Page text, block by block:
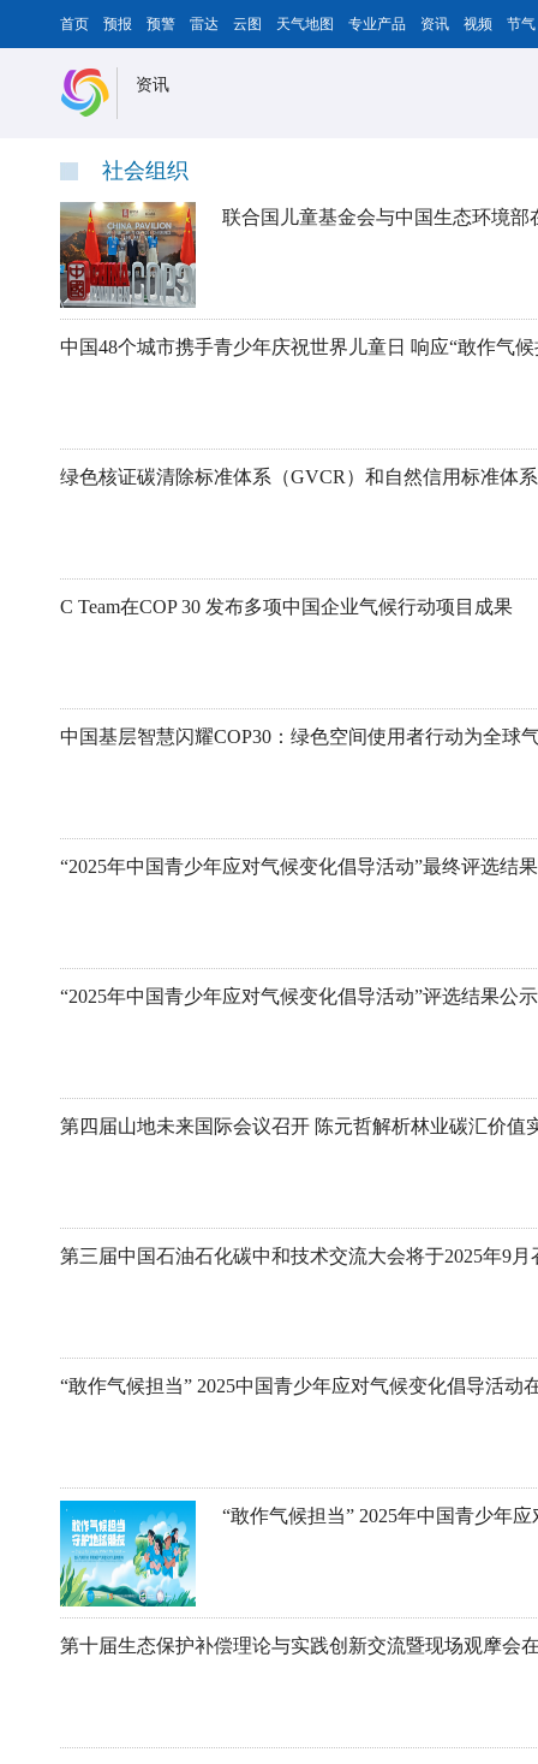
首页 预报 预警 雷达 云图 天气地图 专业产品 资讯 视频 节气
资讯
社会组织
中国48个城市携手青少年庆祝世界儿童日 响应“敢作气
C Team在COP 30 发布多项中国企业气候行动项目成果
“2025年中国青少年应对气候变化倡导活动”最终评选结
“2025年中国青少年应对气候变化倡导活动”评选结果公示
第四届山地未来国际会议召开 陈元哲解析林业碳汇价值
第三届中国石油石化碳中和技术交流大会将于2025年9月
“敢作气候担当” 2025中国青少年应对气候变化倡导活动
第十届生态保护补偿理论与实践创新交流暨现场观摩会